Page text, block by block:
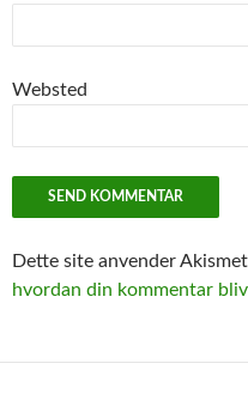
Websted
Dette site anvender
hvordan din kommentar